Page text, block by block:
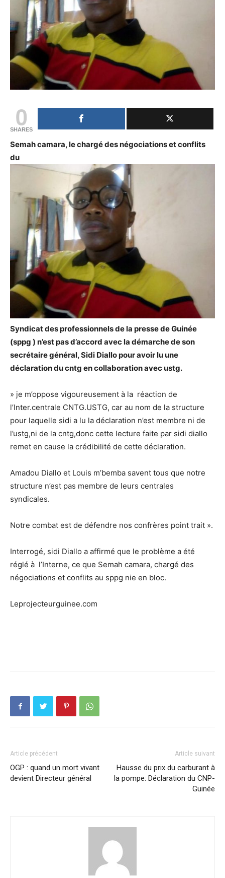
0
SHARES
Semah camara, le chargé desnégociationset conflits
du
Syndicatdes professionnels de la presse de Guinée
(sppg ) n’est pas d’accord avec la démarche de son
secrétaire général, Sidi Diallo pour avoir lu une
déclaration du cntg en collaboration avec ustg.
» je m’oppose vigoureusement à la réaction de
l’Inter.centrale CNTG.USTG, car au nom de la structure
pour laquelle sidi a lu la déclaration n’est membre ni de
l’ustg,ni de la cntg,donc cette lecture faite par sidi diallo
remet en cause la crédibilité de cette déclaration.
Amadou Diallo et Louis m’bemba savent tous que notre
structure n’est pas membre de leurs centrales
syndicales.
Notre combat est de défendre nos confrères point trait ».
Interrogé, sidi Diallo a affirmé que le problème a été
réglé à l’Interne, ce que Semah camara, chargé des
négociations et conflits au sppg nie en bloc.
Leprojecteurguinee.com
Article précédent
OGP : quand un mort vivant
devient Directeur général
Article suivant
Hausse du prix du carburant à
la pompe: Déclaration du CNP-
Guinée